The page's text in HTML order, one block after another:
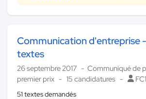
Communication d'entreprise -
textes
26 septembre 2017 Communiqué de
premier prix
15 candidatures
51 textes demandés